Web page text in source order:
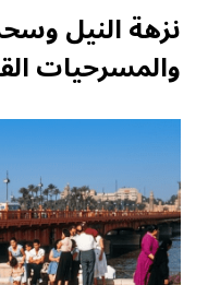
نزهة النيل
والمسرحيات